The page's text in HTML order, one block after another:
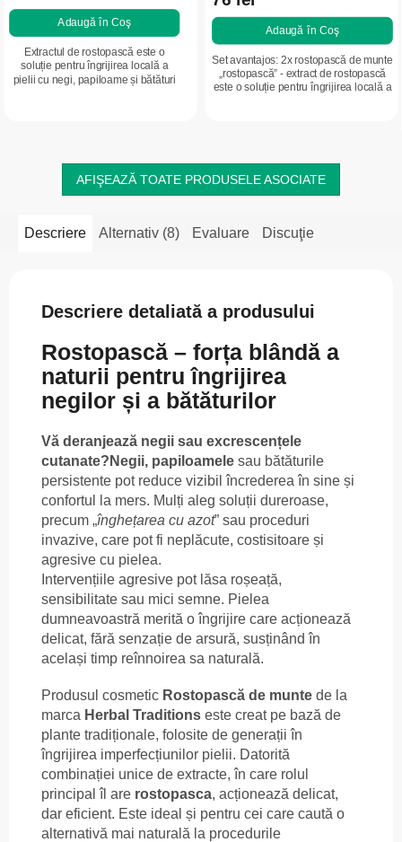
produsului
este
5,0
din
5
Adaugă în Coş
Extractul de rostopască este o
soluție pentru îngrijirea locală a
pielii cu negi, papiloame și bătături
Adaugă în Coş
Set avantajos: 2x rostopască de munte
„rostopască” - extract de rostopască
este o soluție pentru îngrijirea locală a
AFIŞEAZĂ TOATE PRODUSELE ASOCIATE
Descriere Alternativ (8) Evaluare Discuţie
Descriere detaliată a produsului
Rostopască – forța blândă a
naturii pentru îngrijirea
negilor și a bătăturilor
Vă deranjează negii sau excrescențele
cutanate? Negii, papiloamele sau bătăturile
persistente pot reduce vizibil încrederea în sine și
confortul la mers. Mulți aleg soluții dureroase,
precum „înghețarea cu azot” sau proceduri
invazive, care pot fi neplăcute, costisitoare și
agresive cu pielea.
Intervențiile agresive pot lăsa roșeață,
sensibilitate sau mici semne. Pielea
dumneavoastră merită o îngrijire care acționează
delicat, fără senzație de arsură, susținând în
același timp reînnoirea sa naturală.
Produsul cosmetic Rostopască de munte de la
marca Herbal Traditions este creat pe bază de
plante tradiționale, folosite de generații în
îngrijirea imperfecțiunilor pielii. Datorită
combinației unice de extracte, în care rolul
principal îl are rostopasca, acționează delicat,
dar eficient. Este ideal și pentru cei care caută o
alternativă mai naturală la procedurile